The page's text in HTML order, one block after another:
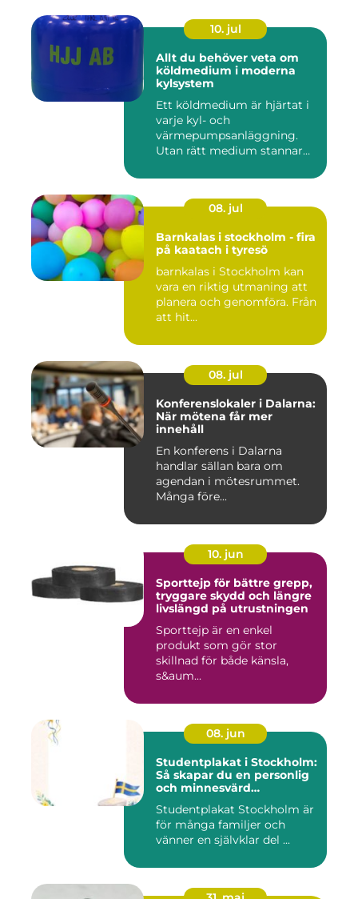
10. jul
Allt du behöver veta om
köldmedium i moderna
kylsystem
Ett köldmedium är hjärtat i
varje kyl- och
värmepumpsanläggning.
Utan rätt medium stannar
08. jul
Barnkalas i stockholm - fira
på kaatach i tyresö
barnkalas i Stockholm kan
vara en riktig utmaning att
planera och genomföra. Från
att hit...
08. jul
Konferenslokaler i Dalarna:
När mötena får mer
innehåll
En konferens i Dalarna
handlar sällan bara om
agendan i mötesrummet.
Många före...
10. jun
Sporttejp för bättre grepp,
tryggare skydd och längre
livslängd på utrustningen
Sporttejp är en enkel
produkt som gör stor
skillnad för både känsla,
s&aum...
08. jun
Studentplakat i Stockholm:
Så skapar du en personlig
och minnesvärd
Studentplakat Stockholm är
för många familjer och
vänner en självklar del ...